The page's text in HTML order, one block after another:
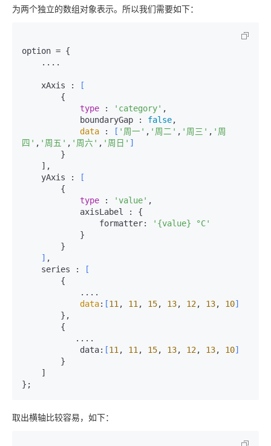
为两个独立的数组对象表示。所以我们需要如下：
option = {
... .
    xAxis :
[
type : 'category' ,
            boundaryGap :
false,
data : [ '周一' , '周二' , '周三' , '周
四' , '周五' , '周六' , '周日' ]
    yAxis :
[
type : 'value' ,
                formatter:
'{value} °C'
] ,
    series :
[
... .
data: [11 , 11 , 15, 13, 12, 13, 10]
            data:
[11 , 11 , 15, 13, 12, 13, 10]
取出横轴比较容易，如下：